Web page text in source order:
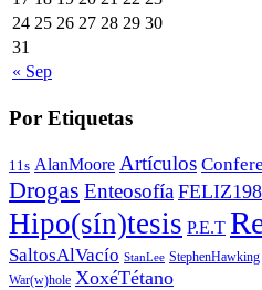
« Sep
24 25 26 27 28 29 30
31
Por Etiquetas
11s AlanMoore Artículos
Drogas Enteosofía
Hipo(sín)tesis P.E.T
SaltosAlVacío StanLee StephenHawking
War(w)hole XoxéTétano